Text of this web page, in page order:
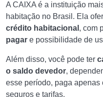
A CAIXA é a instituição
habitação no Brasil. Ela
crédito habitacional , com
pagar e possibilidade de
Além disso, você pode ter
o saldo devedor,
esse período, paga
seguros e tarifas.